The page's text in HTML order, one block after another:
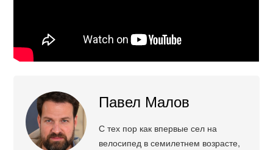
Павел Малов
С тех пор как впервые сел на
велосипед в семилетнем возрасте,